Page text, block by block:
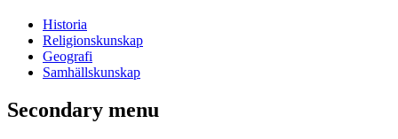
Historia
Religionskunskap
Geografi
Samhällskunskap
Secondary menu